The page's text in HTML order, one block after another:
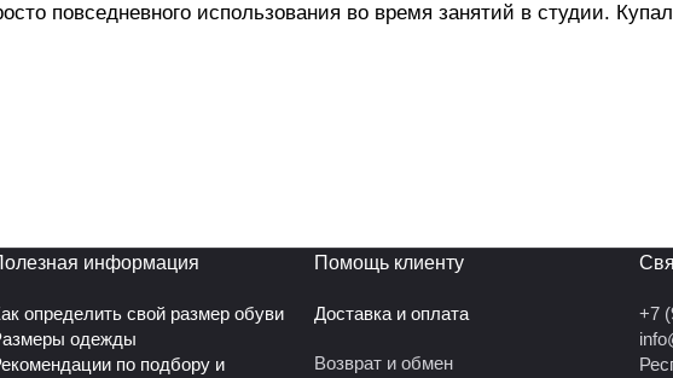
повседневного использования во время занятий в студии.
натирание кожи, а хорошо проработанные детали
эмоций вашей дочке благодаря прекрасной
информация
определить свой размер обуви
одежды
по подбору и
Помощь клиенту
Доставка и оплата
Возврат и обмен
+7